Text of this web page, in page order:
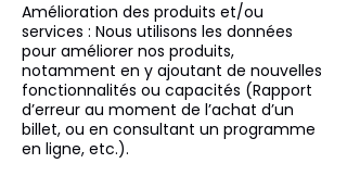
Amélioration des produits et/ou
services : Nous utilisons les données
pour améliorer nos produits,
notamment en y ajoutant de nouvelles
fonctionnalités ou capacités (Rapport
d’erreur au moment de l’achat d’un
billet, ou en consultant un programme
en ligne, etc.).